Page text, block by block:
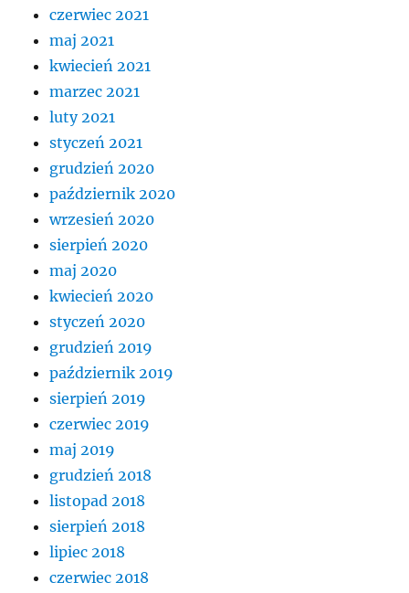
czerwiec 2021
maj 2021
kwiecień 2021
marzec 2021
luty 2021
styczeń 2021
grudzień 2020
październik 2020
wrzesień 2020
sierpień 2020
maj 2020
kwiecień 2020
styczeń 2020
grudzień 2019
październik 2019
sierpień 2019
czerwiec 2019
maj 2019
grudzień 2018
listopad 2018
sierpień 2018
lipiec 2018
czerwiec 2018